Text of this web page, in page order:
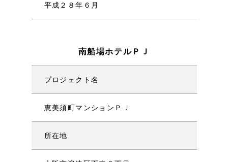
平成２８年６月
南船場ホテルＰＪ
プロジェクト名
恵美須町マンションＰＪ
所在地